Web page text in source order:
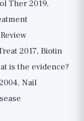
Ther 2019,
2017, Biotin
is the evidence?
Nail